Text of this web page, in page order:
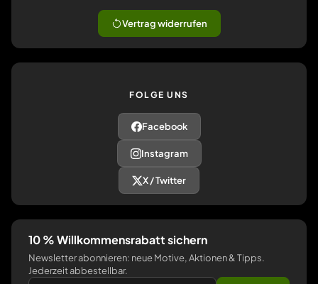
Vertrag widerrufen
FOLGE UNS
Facebook
Instagram
X / Twitter
10 % Willkommensrabatt sichern
Newsletter abonnieren: neue Motive, Aktionen & Tipps.
Jederzeit abbestellbar.